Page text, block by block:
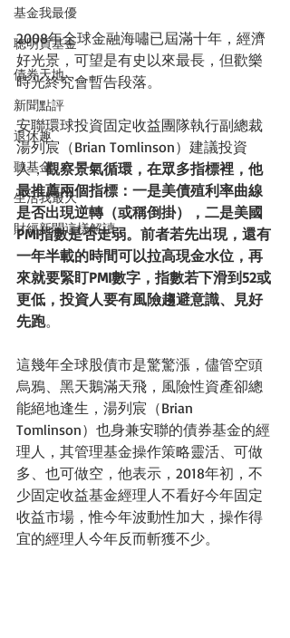
基金我最優
聰明買基金
債券天地
新聞點評
退休趣
聽基金
生活我最大
財經新聞這樣解讀
2008年全球金融海嘯已屆滿十年，經濟
好光景，可望是有史以來最長，但歡樂
時光終究會暫告段落。
安聯環球投資固定收益團隊執行副總裁
湯列宸（Brian Tomlinson）建議投資
人，觀察景氣循環，在眾多指標裡，他
最推薦兩個指標：一是美債殖利率曲線
是否出現逆轉（或稱倒掛），二是美國
PMI指數是否走弱。前者若先出現，還有
一年半載的時間可以拉高現金水位，再
來就要緊盯PMI數字，指數若下滑到52或
更低，投資人要有風險趨避意識、見好
先跑。
這幾年全球股債市是驚驚漲，儘管空頭
烏鴉、黑天鵝滿天飛，風險性資產卻總
能絕地逢生，湯列宸（Brian
Tomlinson）也身兼安聯的債券基金的經
理人，其管理基金操作策略靈活、可做
多、也可做空，他表示，2018年初，不
少固定收益基金經理人不看好今年固定
收益市場，惟今年波動性加大，操作得
宜的經理人今年反而斬獲不少。